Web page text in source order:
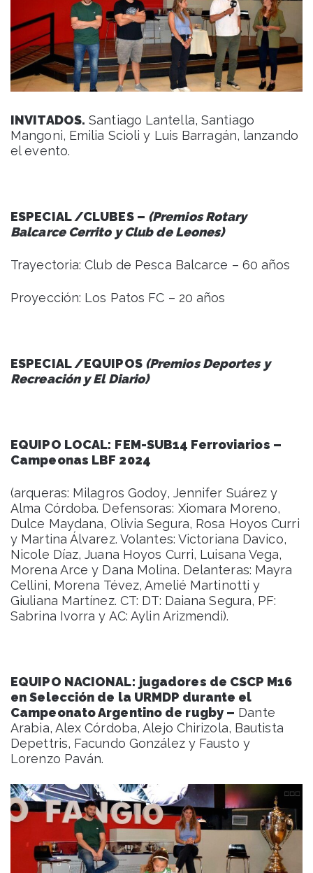
INVITADOS. Santiago Lantella, Santiago
Mangoni, Emilia Scioli y Luis Barragán, lanzando
el evento.
ESPECIAL /CLUBES – (Premios Rotary
Balcarce Cerrito y Club de Leones)
Trayectoria: Club de Pesca Balcarce – 60 años
Proyección: Los Patos FC – 20 años
ESPECIAL /EQUIPOS (Premios Deportes y
Recreación y El Diario)
EQUIPO LOCAL: FEM-SUB14 Ferroviarios –
Campeonas LBF 2024
(arqueras: Milagros Godoy, Jennifer Suárez y
Alma Córdoba. Defensoras: Xiomara Moreno,
Dulce Maydana, Olivia Segura, Rosa Hoyos Curri
y Martina Álvarez. Volantes: Victoriana Davico,
Nicole Díaz, Juana Hoyos Curri, Luisana Vega,
Morena Arce y Dana Molina. Delanteras: Mayra
Cellini, Morena Tévez, Amelié Martinotti y
Giuliana Martínez. CT: DT: Daiana Segura, PF:
Sabrina Ivorra y AC: Aylin Arizmendi).
EQUIPO NACIONAL: jugadores de CSCP M16
en Selección de la URMDP durante el
Campeonato Argentino de rugby – Dante
Arabia, Alex Córdoba, Alejo Chirizola, Bautista
Depettris, Facundo González y Fausto y
Lorenzo Paván.